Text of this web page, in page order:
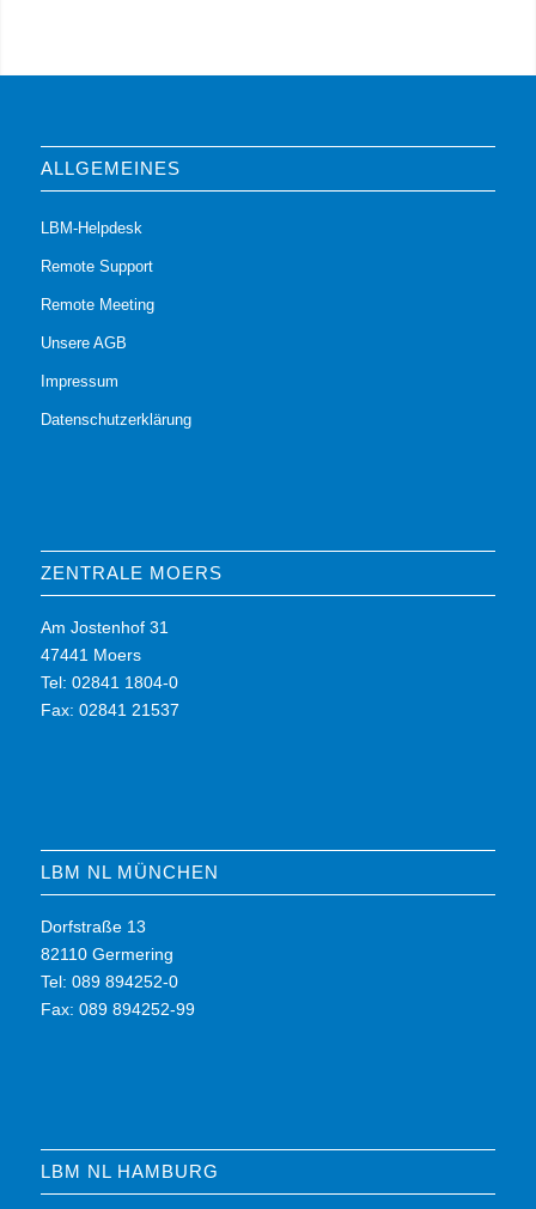
ALLGEMEINES
LBM-Helpdesk
Remote Support
Remote Meeting
Unsere AGB
Impressum
Datenschutzerklärung
ZENTRALE MOERS
Am Jostenhof 31
47441 Moers
Tel: 02841 1804-0
Fax: 02841 21537
LBM NL MÜNCHEN
Dorfstraße 13
82110 Germering
Tel: 089 894252-0
Fax: 089 894252-99
LBM NL HAMBURG